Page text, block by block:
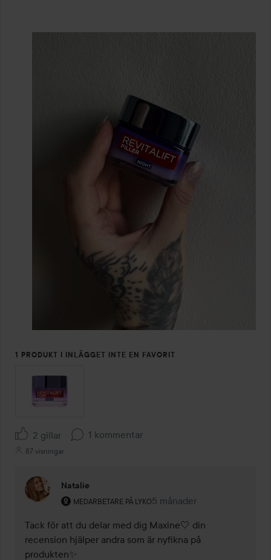
1 PRODUKT I INLÄGGET INTE EN FAVORIT
2 gillar 1 kommentar
87 visningar
Natalie
MEDARBETARE PÅ LYKO
Användarens roll: Medarbetare på Lyko.
5 månader
Kommentaren lades 5
Tack för att du delar med dig Maxine🤍 din
recension hjälper andra som är nyfikna på
produkten✨